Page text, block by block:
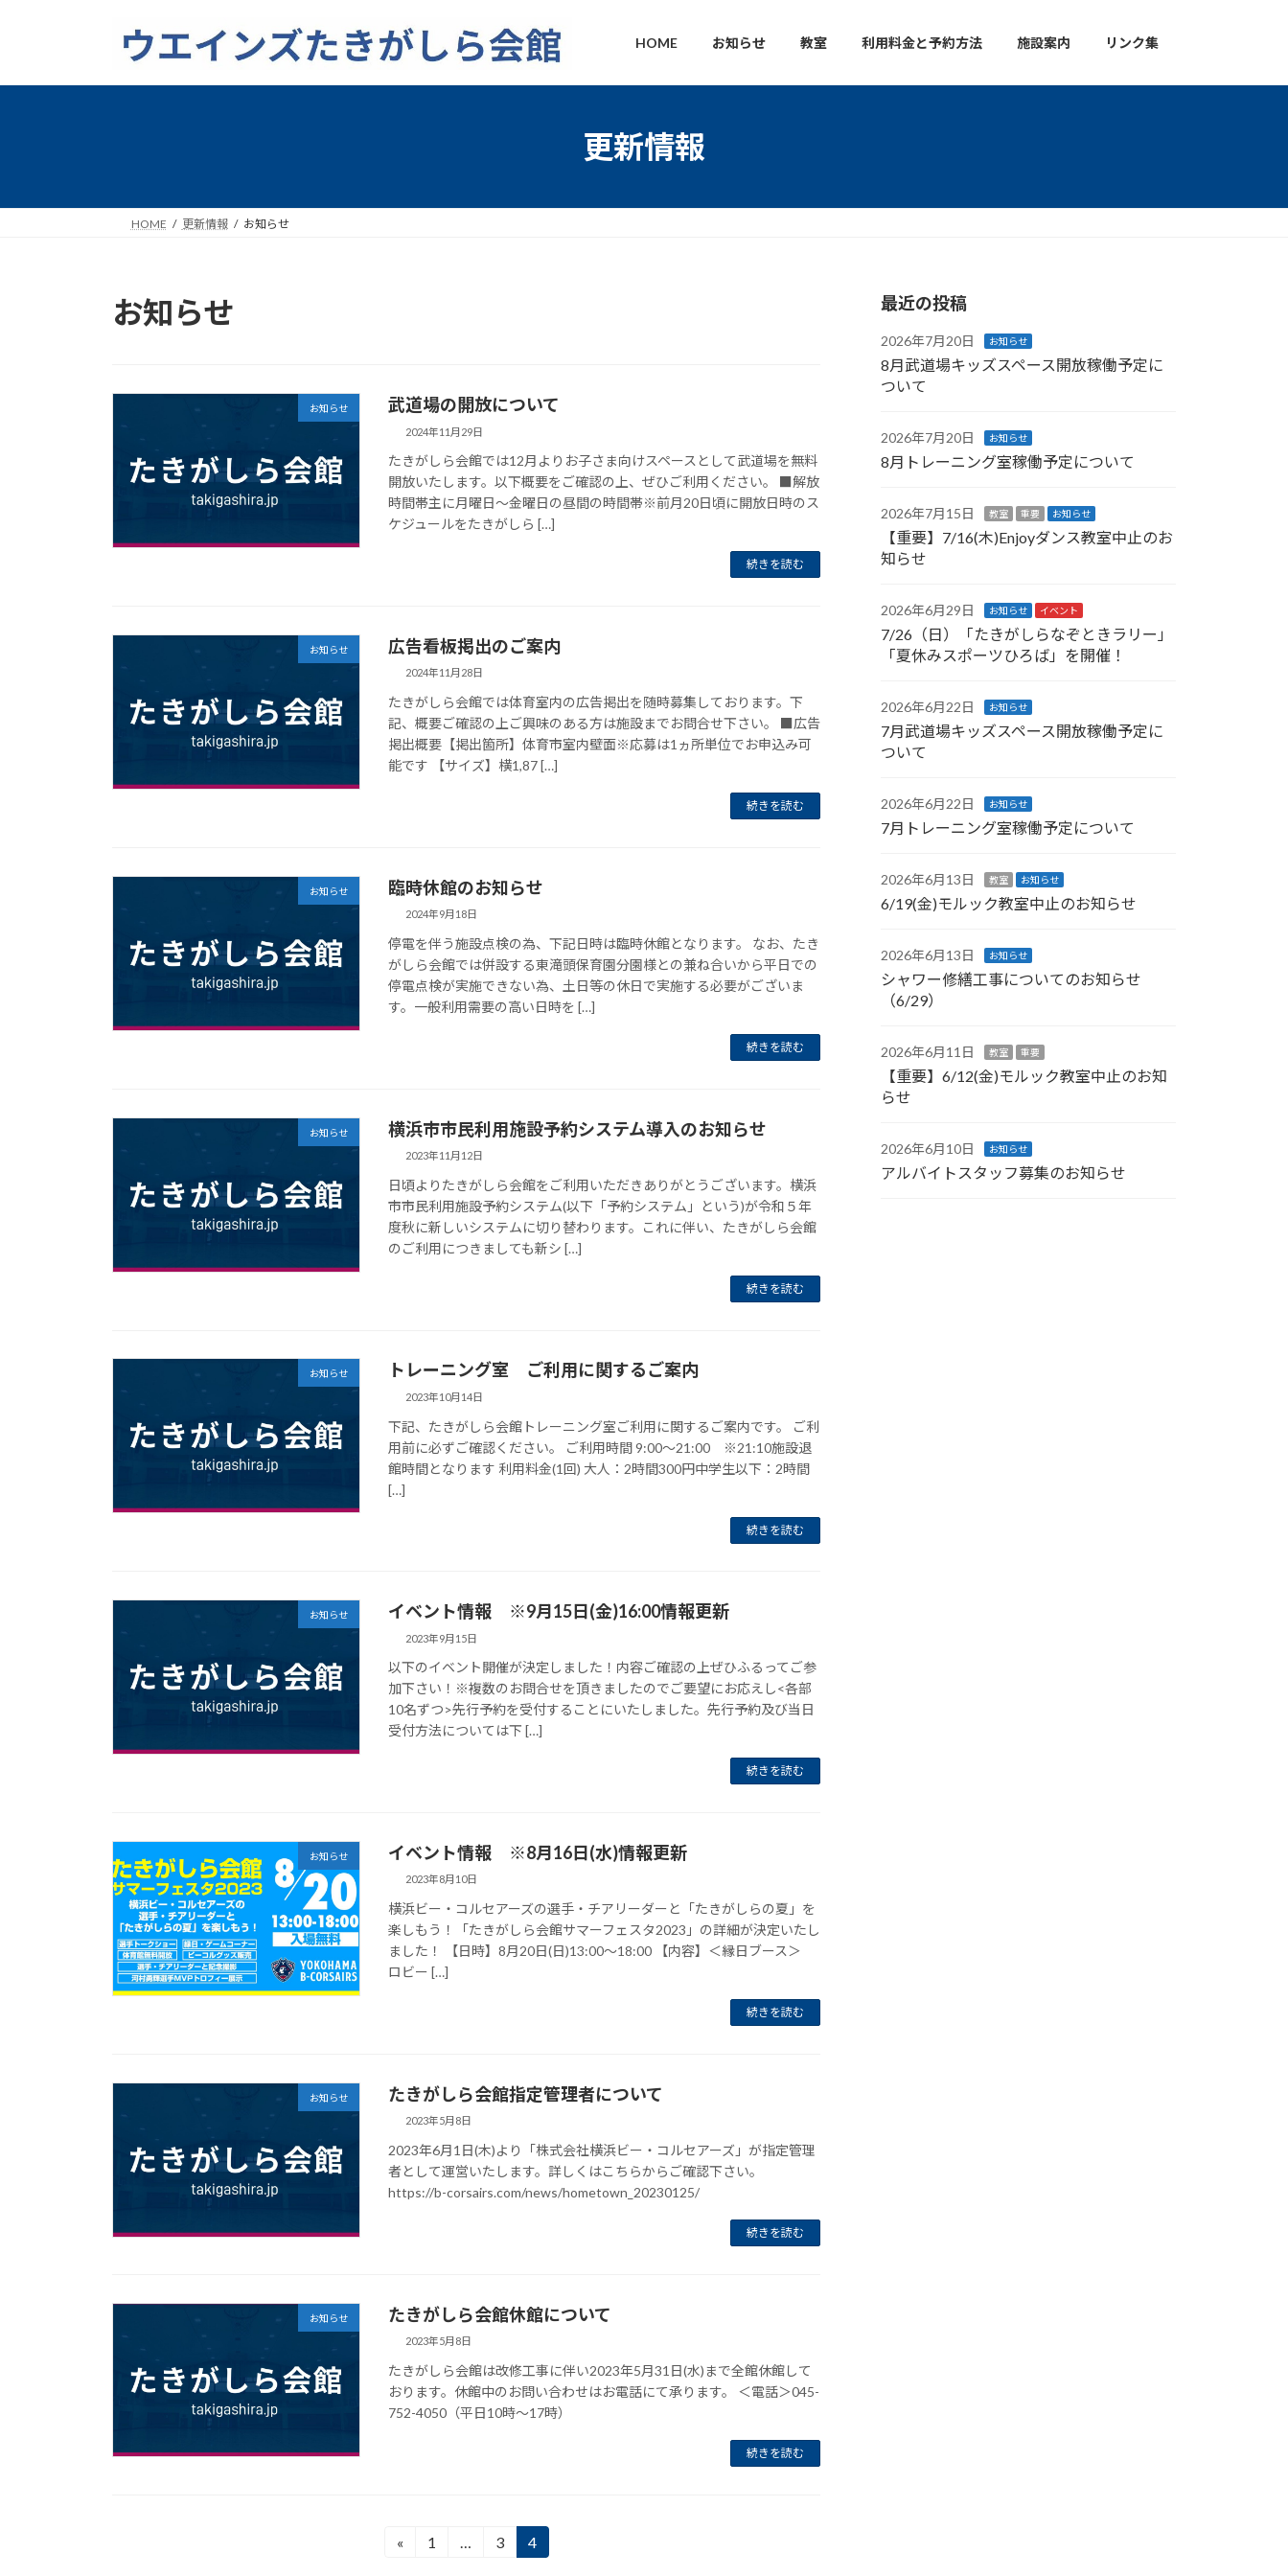
HOME お知らせ 教室 利用料金と予約方法 施設案内 リンク集
更新情報
HOME 更新情報 お知らせ
お知らせ
お知らせ 武道場の開放について
2024年11月29日
たきがしら会館では12月よりお子さま向けスペースとして武道場を無料
開放いたします。以下概要をご確認の上、ぜひご利用ください。 ■解放
時間帯主に月曜日～金曜日の昼間の時間帯※前月20日頃に開放日時のス
ケジュールをたきがしら […]
続きを読む
お知らせ 広告看板掲出のご案内
2024年11月28日
たきがしら会館では体育室内の広告掲出を随時募集しております。下
記、概要ご確認の上ご興味のある方は施設までお問合せ下さい。 ■広告
掲出概要【掲出箇所】体育市室内壁面※応募は1ヵ所単位でお申込み可
能です 【サイズ】横1,87 […]
続きを読む
お知らせ 臨時休館のお知らせ
2024年9月18日
停電を伴う施設点検の為、下記日時は臨時休館となります。 なお、たき
がしら会館では併設する東滝頭保育園分園様との兼ね合いから平日での
停電点検が実施できない為、土日等の休日で実施する必要がございま
す。一般利用需要の高い日時を […]
続きを読む
お知らせ 横浜市市民利用施設予約システム導入のお知らせ
2023年11月12日
日頃よりたきがしら会館をご利用いただきありがとうございます。横浜
市市民利用施設予約システム(以下「予約システム」という)が令和５年
度秋に新しいシステムに切り替わります。これに伴い、たきがしら会館
のご利用につきましても新シ […]
続きを読む
お知らせ トレーニング室 ご利用に関するご案内
2023年10月14日
下記、たきがしら会館トレーニング室ご利用に関するご案内です。 ご利
用前に必ずご確認ください。 ご利用時間 9:00～21:00 ※21:10施設退
館時間となります 利用料金(1回) 大人：2時間300円中学生以下：2時間
[…]
続きを読む
お知らせ イベント情報 ※9月15日(金)16:00情報更新
2023年9月15日
以下のイベント開催が決定しました！内容ご確認の上ぜひふるってご参
加下さい！※複数のお問合せを頂きましたのでご要望にお応えし<各部
10名ずつ>先行予約を受付することにいたしました。先行予約及び当日
受付方法については下 […]
続きを読む
お知らせ イベント情報 ※8月16日(水)情報更新
2023年8月10日
横浜ビー・コルセアーズの選手・チアリーダーと「たきがしらの夏」を
楽しもう！「たきがしら会館サマーフェスタ2023」の詳細が決定いたし
ました！ 【日時】8月20日(日)13:00～18:00 【内容】＜縁日ブース＞
ロビー […]
続きを読む
お知らせ たきがしら会館指定管理者について
2023年5月8日
2023年6月1日(木)より「株式会社横浜ビー・コルセアーズ」が指定管理
者として運営いたします。詳しくはこちらからご確認下さい。
https://b-corsairs.com/news/hometown_20230125/
続きを読む
お知らせ たきがしら会館休館について
2023年5月8日
たきがしら会館は改修工事に伴い2023年5月31日(水)まで全館休館して
おります。休館中のお問い合わせはお電話にて承ります。 ＜電話＞045-
752-4050（平日10時～17時）
続きを読む
«
固
1
固
3
固
4
最近の投稿
2026年7月20日 お知らせ
8月武道場キッズスペース開放稼働予定に
ついて
2026年7月20日 お知らせ
8月トレーニング室稼働予定について
2026年7月15日 教室 重要 お知らせ
【重要】7/16(木)Enjoyダンス教室中止のお
知らせ
2026年6月29日 お知らせ イベント
7/26（日）「たきがしらなぞときラリー」
「夏休みスポーツひろば」を開催！
2026年6月22日 お知らせ
7月武道場キッズスペース開放稼働予定に
ついて
2026年6月22日 お知らせ
7月トレーニング室稼働予定について
2026年6月13日 教室 お知らせ
6/19(金)モルック教室中止のお知らせ
2026年6月13日 お知らせ
シャワー修繕工事についてのお知らせ
（6/29）
2026年6月11日 教室 重要
【重要】6/12(金)モルック教室中止のお知
らせ
2026年6月10日 お知らせ
アルバイトスタッフ募集のお知らせ